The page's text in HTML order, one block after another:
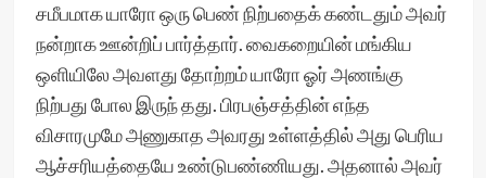
சமீபமாக யாரோ ஒரு பெண் நிற்பதைக் கண்டதும் அவர்
நன்றாக ஊன்றிப் பார்த்தார். வைகறையின் மங்கிய
ஒளியிலே அவளது தோற்றம் யாரோ ஓர் அணங்கு
நிற்பது போல இருந் தது. பிரபஞ்சத்தின் எந்த
விசாரமுமே அணுகாத அவரது உள்ளத்தில் அது பெரிய
ஆச்சரியத்தையே உண்டுபண்ணியது. அதனால் அவர்